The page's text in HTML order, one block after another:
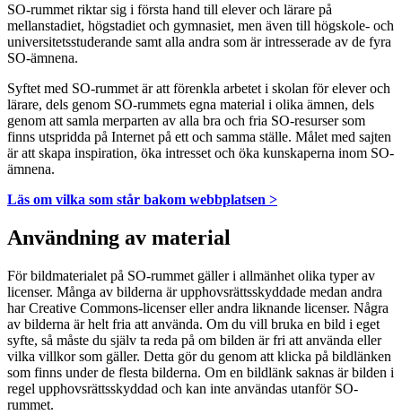
SO-rummet riktar sig i första hand till elever och lärare på
mellanstadiet, högstadiet och gymnasiet, men även till högskole- och
universitetsstuderande samt alla andra som är intresserade av de fyra
SO-ämnena.
Syftet med SO-rummet är att förenkla arbetet i skolan för elever och
lärare, dels genom SO-rummets egna material i olika ämnen, dels
genom att samla merparten av alla bra och fria SO-resurser som
finns utspridda på Internet på ett och samma ställe. Målet med sajten
är att skapa inspiration, öka intresset och öka kunskaperna inom SO-
ämnena.
Läs om vilka som står bakom webbplatsen >
Användning av material
För bildmaterialet på SO-rummet gäller i allmänhet olika typer av
licenser. Många av bilderna är upphovsrättsskyddade medan andra
har Creative Commons-licenser eller andra liknande licenser. Några
av bilderna är helt fria att använda. Om du vill bruka en bild i eget
syfte, så måste du själv ta reda på om bilden är fri att använda eller
vilka villkor som gäller. Detta gör du genom att klicka på bildlänken
som finns under de flesta bilderna. Om en bildlänk saknas är bilden i
regel upphovsrättsskyddad och kan inte användas utanför SO-
rummet.